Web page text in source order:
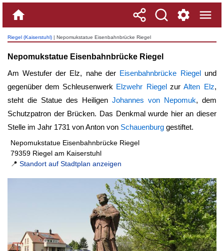
Riegel (Kaiserstuhl) | Nepomukstatue Eisenbahnbrücke Riegel
Nepomukstatue Eisenbahnbrücke Riegel
Am Westufer der Elz, nahe der Eisenbahnbrücke Riegelund
gegenüber dem Schleusenwerk Elzwehr Riegel zur Alten Elz,
steht die Statue des Heiligen Johannes von Nepomuk, dem
Schutzpatron der Brücken. Das Denkmal wurde hier an dieser
Stelle im Jahr 1731 von Anton von Schauenburg gestiftet.
Nepomukstatue Eisenbahnbrücke Riegel
79359 Riegel am Kaiserstuhl
📍 Standort auf Stadtplan anzeigen